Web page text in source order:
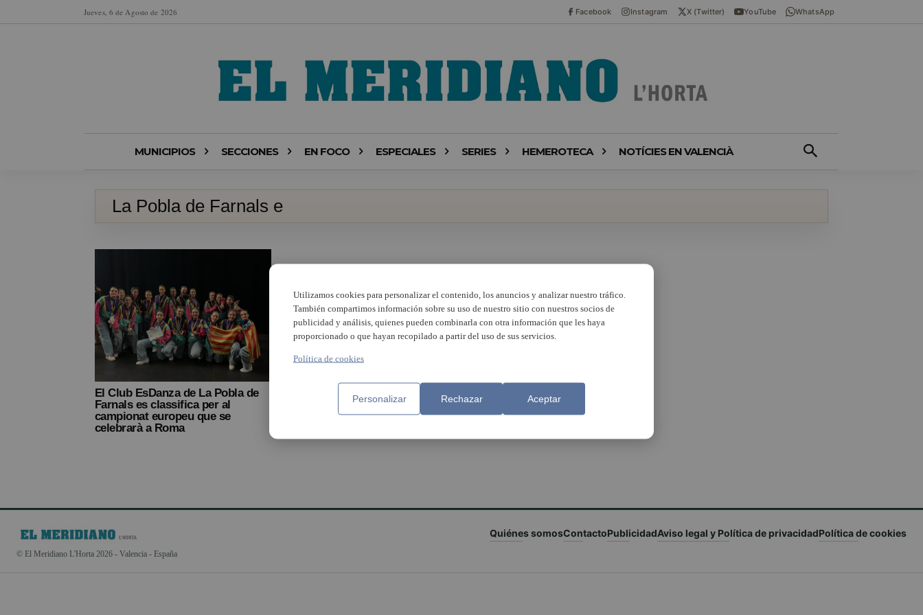
Jueves, 6 de Agosto de 2026 Facebook Instagram X (Twitter) YouTube WhatsApp
MUNICIPIOS SECCIONES EN FOCO ESPECIALES SERIES HEMEROTECA NOTÍCIES EN VALENCIÀ
La Pobla de Farnals e
El Club EsDanza de La Pobla de
Farnals es classifica per al
campionat europeu que se
celebrarà a Roma
© El Meridiano L'Horta 2026 - Valencia - España
Quiénes somosContactoPublicidadAviso legal y Política de privacidadPolítica de cookies
Utilizamos cookies para personalizar el contenido, los anuncios y analizar nuestro tráfico.
También compartimos información sobre su uso de nuestro sitio con nuestros socios de
publicidad y análisis, quienes pueden combinarla con otra información que les haya
proporcionado o que hayan recopilado a partir del uso de sus servicios.
Política de cookies
Personalizar Rechazar Aceptar